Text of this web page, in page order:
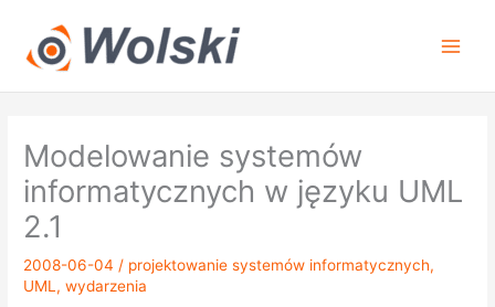
treści
Modelowanie systemów
informatycznych w języku UML
2.1
2008-06-04/ projektowanie systemów informatycznych,
UML,wydarzenia